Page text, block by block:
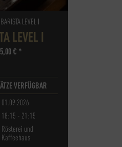
LEVEL I
LEVEL I
€ *
VERFÜGBAR
01.09.2026
18:15 - 21:15
Rösterei und
Kaffeehaus